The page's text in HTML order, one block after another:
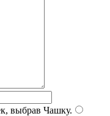
выбрав Чашку.